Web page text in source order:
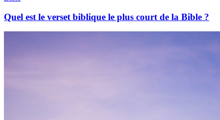
Quel est le verset biblique le plus court de la Bible ?